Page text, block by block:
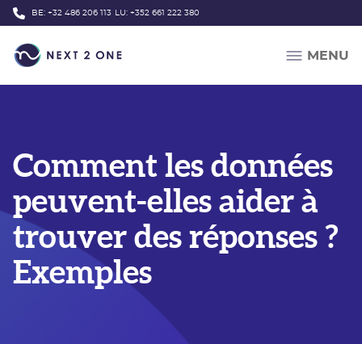
Passer au contenu principal
BE: +32 486 206 113 LU: +352 661 222 380
MENU
Comment les données
peuvent-elles aider à
trouver des réponses ?
Exemples